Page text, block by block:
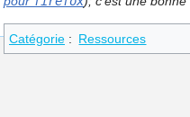
Catégorie : Ressources